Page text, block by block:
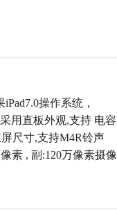
操作系统，
用直板外观,支持 电容
尺寸,支持M4R铃声
素 , 副:120万像素摄像